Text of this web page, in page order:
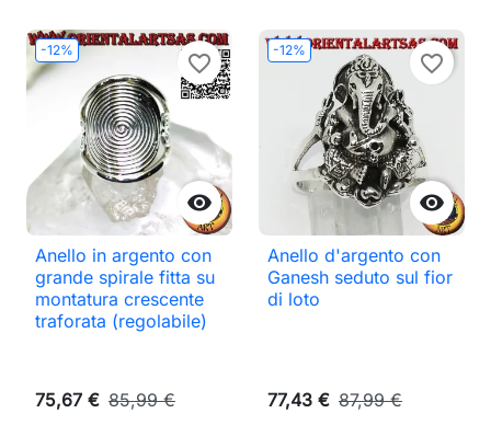
-12%

favorite_border
Anello in argento con
grande spirale fitta su
montatura crescente
traforata (regolabile)
75,67 € 85,99 €
-12%

favorite_border
Anello d'argento con
Ganesh seduto sul fior
di loto
77,43 € 87,99 €